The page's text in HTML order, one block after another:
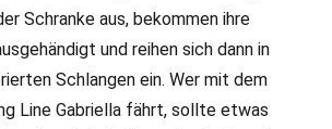
Schranke aus, bekommen ihre
und reihen sich dann in
Schlangen ein. Wer mit dem
Line Gabriella fährt, sollte etwas